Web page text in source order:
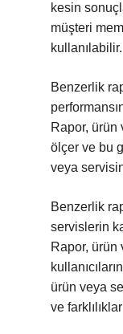
kesin
müşteri
kullanılabilir.
Benzerlik
Rapor, ürün
ölçer ve bu
veya
Benzerlik
servislerin
Rapor,
ürün veya
ve